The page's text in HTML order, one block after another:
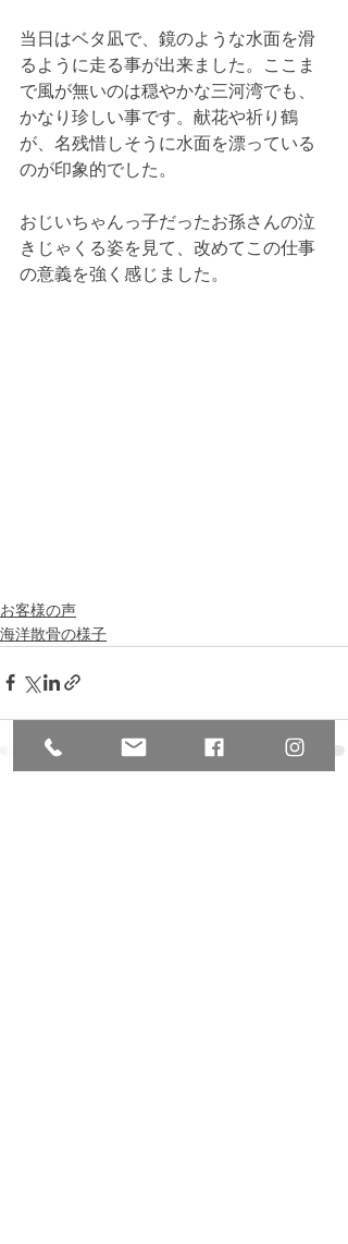
当日はベタ凪で、鏡のような水面を滑
るように走る事が出来ました。ここま
で風が無いのは穏やかな三河湾でも、
かなり珍しい事です。献花や祈り鶴
が、名残惜しそうに水面を漂っている
のが印象的でした。
おじいちゃんっ子だったお孫さんの泣
きじゃくる姿を見て、改めてこの仕事
の意義を強く感じました。
お客様の声
海洋散骨の様子